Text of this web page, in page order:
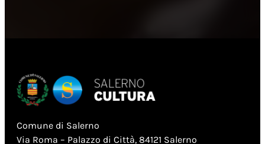
Comune di Salerno
Via Roma – Palazzo di Città, 84121 Salerno